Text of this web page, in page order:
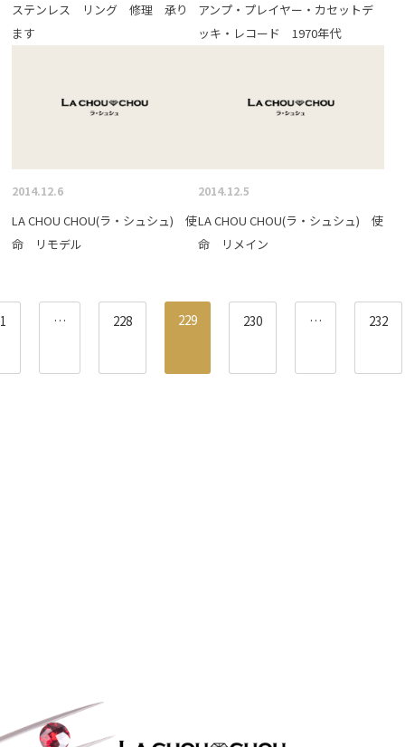
ステンレス リング 修理 承り
ます
アンプ・プレイヤー・カセットデ
ッキ・レコード 1970年代
2014.12.6
LA CHOU CHOU(ラ・シュシュ) 使
命 リモデル
2014.12.5
LA CHOU CHOU(ラ・シュシュ) 使
命 リメイン
1 … 228 229 230 … 232